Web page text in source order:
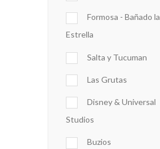
Formosa - Bañado la
Estrella
Salta y Tucuman
Las Grutas
Disney & Universal
Studios
Buzios